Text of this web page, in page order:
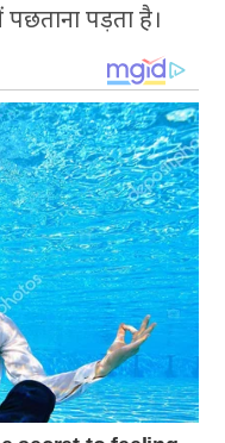
पड़ता है।